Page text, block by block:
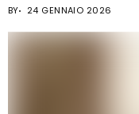
BY 24 GENNAIO 2026